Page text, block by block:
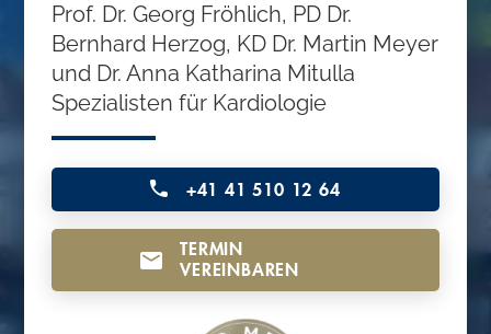
Prof. Dr. Georg Fröhlich, PD Dr.
Bernhard Herzog, KD Dr. Martin Meyer
und Dr. Anna Katharina Mitulla
Spezialisten für Kardiologie
+41 41 510 12 64
TERMIN
VEREINBAREN